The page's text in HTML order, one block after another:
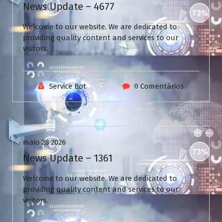
News Update – 4677
Welcome to our website. We are dedicated to
providing quality content and services to our
visitors.
Service Bot 0 Comentários
Uncategorized
maio 28 2026
News Update – 1361
Welcome to our website. We are dedicated to
providing quality content and services to our
visitors.